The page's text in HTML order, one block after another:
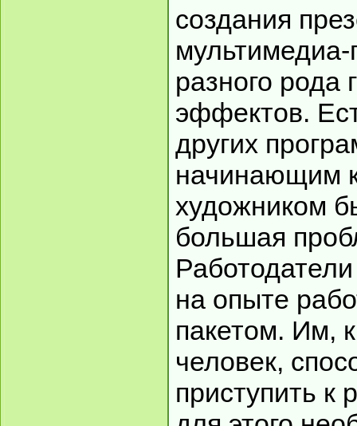
создания
разного рода
эффектов.
других
начинающим
художником
большая
на опыте
пакетом. Им,
человек,
приступить к